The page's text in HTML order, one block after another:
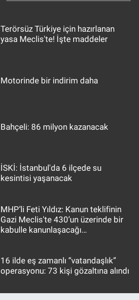
Terörsüz Türkiye için hazırlanan
yasa Meclis'te! İşte maddeler
Motorinde bir indirim daha
Bahçeli: 86 milyon kazanacak
İSKİ: İstanbul'da 6 ilçede su
kesintisi yaşanacak
MHP’li Feti Yıldız: Kanun teklifinin
Gazi Meclis'te 430’un üzerinde bir
kabulle kanunlaşacağı
16 ilde eş zamanlı “vatandaşlık”
operasyonu: 73 kişi gözaltına alındı